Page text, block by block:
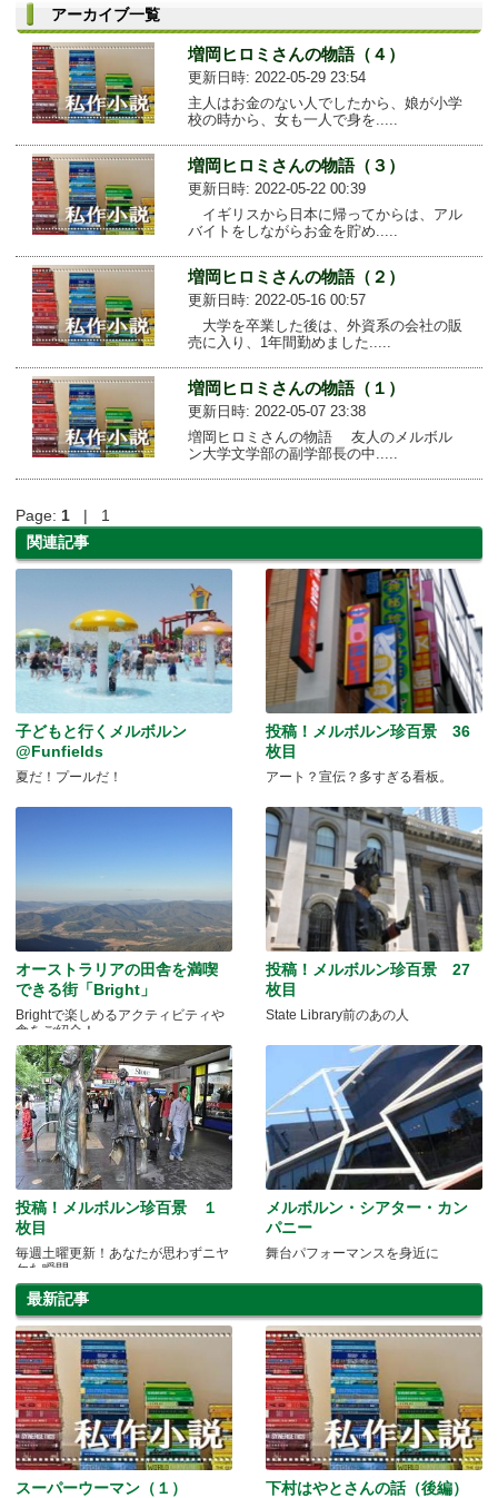
アーカイブ一覧
増岡ヒロミさんの物語（４）
更新日時: 2022-05-29 23:54
主人はお金のない人でしたから、娘が小学
校の時から、女も一人で身を.....
増岡ヒロミさんの物語（３）
更新日時: 2022-05-22 00:39
イギリスから日本に帰ってからは、アル
バイトをしながらお金を貯め.....
増岡ヒロミさんの物語（２）
更新日時: 2022-05-16 00:57
大学を卒業した後は、外資系の会社の販
売に入り、1年間勤めました.....
増岡ヒロミさんの物語（１）
更新日時: 2022-05-07 23:38
増岡ヒロミさんの物語 友人のメルボル
ン大学文学部の副学部長の中.....
Page: 1 | 1
関連記事
子どもと行くメルボルン
@Funfields
夏だ！プールだ！
投稿！メルボルン珍百景 36
枚目
アート？宣伝？多すぎる看板。
オーストラリアの田舎を満喫
できる街「Bright」
Brightで楽しめるアクティビティや
食をご紹介！
投稿！メルボルン珍百景 27
枚目
State Library前のあの人
投稿！メルボルン珍百景 １
枚目
毎週土曜更新！あなたが思わずニヤ
ケた瞬間
メルボルン・シアター・カン
パニー
舞台パフォーマンスを身近に
最新記事
スーパーウーマン（１） 下村はやとさんの話（後編）